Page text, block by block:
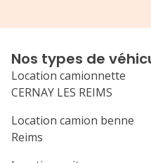
Nos types de
Location camionnette
CERNAY LES REIMS
Location camion benne
Reims